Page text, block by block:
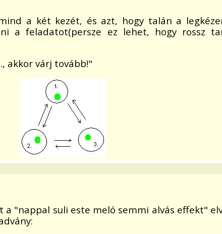
a két kezét, és azt, hogy talán a
a feladatot(persze ez lehet, hogy rossz
akkor várj tovább!"
"nappal suli este meló semmi alvás effekt"